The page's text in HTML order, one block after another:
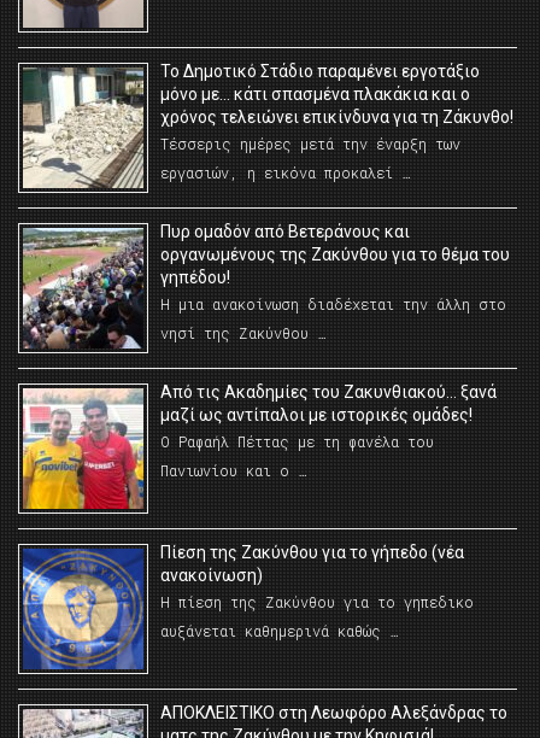
Το Δημοτικό Στάδιο παραμένει εργοτάξιο
μόνο με… κάτι σπασμένα πλακάκια και ο
χρόνος τελειώνει επικίνδυνα για τη Ζάκυνθο!
Τέσσερις ημέρες μετά την έναρξη των
εργασιών, η εικόνα προκαλεί …
Πυρ ομαδόν από Βετεράνους και
οργανωμένους της Ζακύνθου για το θέμα του
γηπέδου!
Η μια ανακοίνωση διαδέχεται την άλλη στο
νησί της Ζακύνθου …
Από τις Ακαδημίες του Ζακυνθιακού… ξανά
μαζί ως αντίπαλοι με ιστορικές ομάδες!
Ο Ραφαήλ Πέττας με τη φανέλα του
Πανιωνίου και ο …
Πίεση της Ζακύνθου για το γήπεδο (νέα
ανακοίνωση)
Η πίεση της Ζακύνθου για το γηπεδικο
αυξάνεται καθημερινά καθώς …
AΠΟΚΛΕΙΣΤΙΚΟ στη Λεωφόρο Αλεξάνδρας το